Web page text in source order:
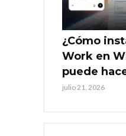
¿Cómo
Work en
puede
julio 21, 2026